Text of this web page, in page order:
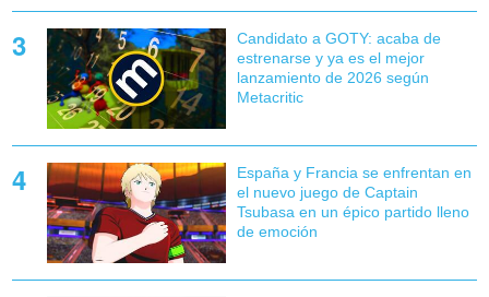
Candidato a GOTY: acaba de
estrenarse y ya es el mejor
lanzamiento de 2026 según
Metacritic
España y Francia se enfrentan en
el nuevo juego de Captain
Tsubasa en un épico partido lleno
de emoción